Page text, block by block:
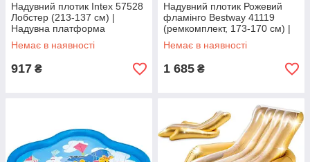
Надувний плотик Intex 57528
Лобстер (213-137 см) |
Надувна платформа
Немає в наявності
917 ₴
Надувний плотик Рожевий
фламінго Bestway 41119
(ремкомплект, 173-170 см) |
Надувна платформа
Немає в наявності
1 685 ₴